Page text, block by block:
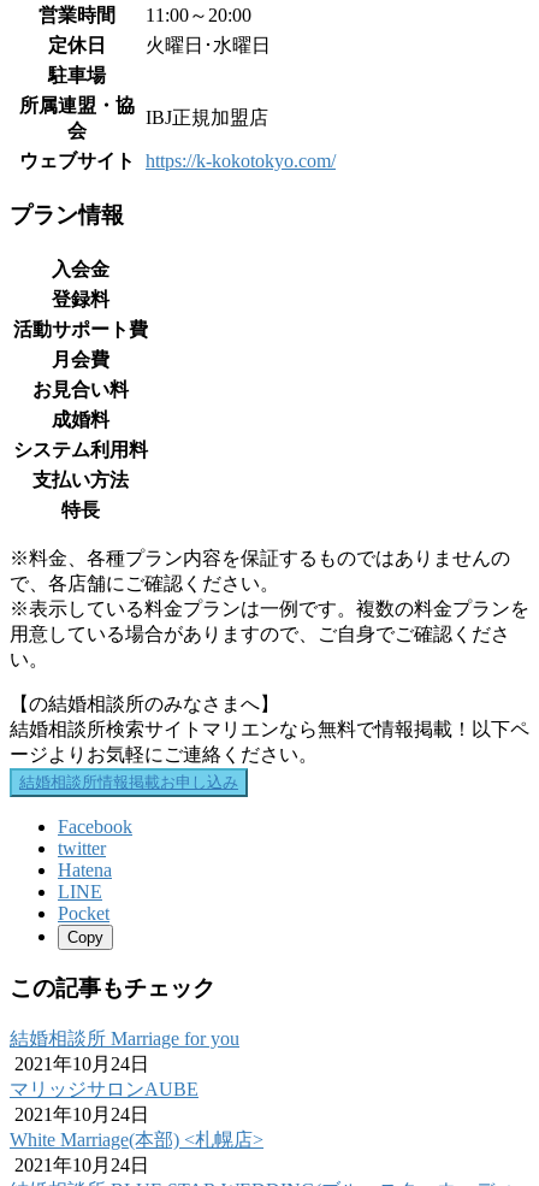
営業時間
11:00～20:00
定休日
火曜日･水曜日
駐車場
所属連盟・協
会
IBJ正規加盟店
ウェブサイト https://k-kokotokyo.com/
プラン情報
入会金
登録料
活動サポート費
月会費
お見合い料
成婚料
システム利用料
支払い方法
特長
※料金、各種プラン内容を保証するものではありませんの
で、各店舗にご確認ください。
※表示している料金プランは一例です。複数の料金プランを
用意している場合がありますので、ご自身でご確認くださ
い。
【の結婚相談所のみなさまへ】
結婚相談所検索サイトマリエンなら無料で情報掲載！以下ペ
ージよりお気軽にご連絡ください。
結婚相談所情報掲載お申し込み
Facebook
twitter
Hatena
LINE
Pocket
Copy
この記事もチェック
結婚相談所 Marriage for you
2021年10月24日
マリッジサロンAUBE
2021年10月24日
White Marriage(本部) <札幌店>
2021年10月24日